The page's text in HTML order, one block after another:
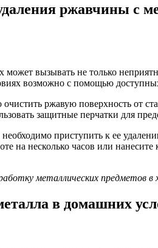
ржавчины с
может вызывать не только
возможно с помощью
ржавую поверхность от
защитные перчатки для
приступить к ее
на несколько часов или
металлических предметов
в домашних